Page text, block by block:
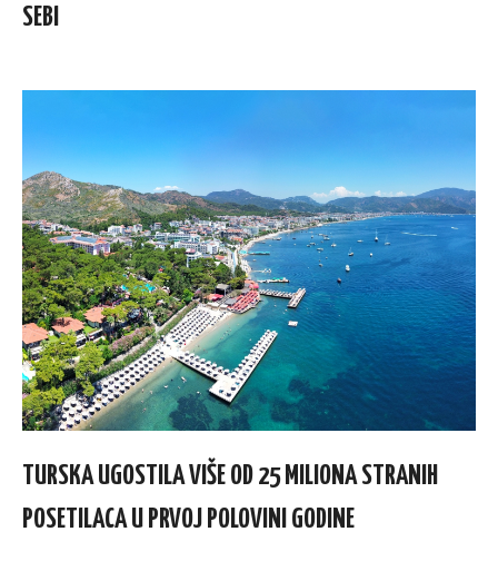
SEBI
TURSKA UGOSTILA VIŠE OD 25 MILIONA STRANIH
POSETILACA U PRVOJ POLOVINI GODINE